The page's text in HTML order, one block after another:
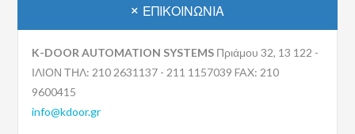
ΕΠΙΚΟΙΝΩΝΊΑ
K-DOOR AUTOMATION SYSTEMSΠριάμου 32, 13 122 -
ΙΛΙΟΝ ΤΗΛ: 210 2631137 - 211 1157039 FAX: 210
9600415
info@kdoor.gr